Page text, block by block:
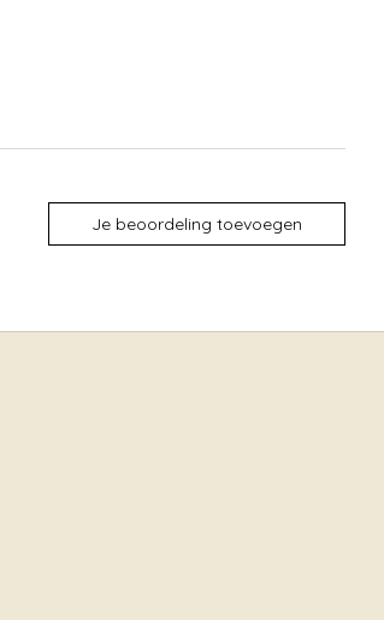
Je beoordeling toevoegen